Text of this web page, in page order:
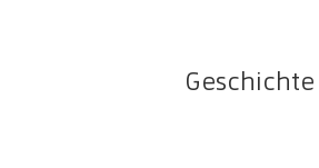
Geschichte